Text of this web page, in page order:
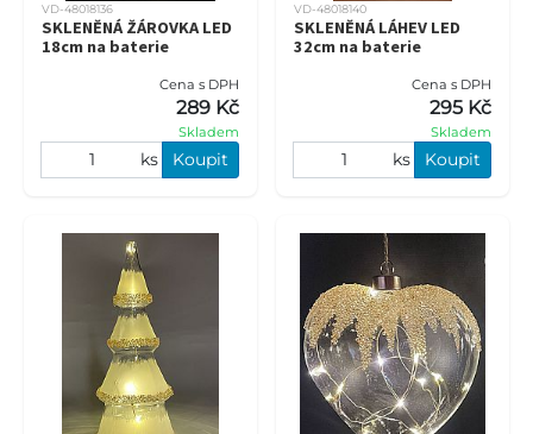
VD-48018136
SKLENĚNÁ ŽÁROVKA LED
18cm na baterie
Cena s DPH
289 Kč
Skladem
ks Koupit
VD-48018140
SKLENĚNÁ LÁHEV LED
32cm na baterie
Cena s DPH
295 Kč
Skladem
ks Koupit